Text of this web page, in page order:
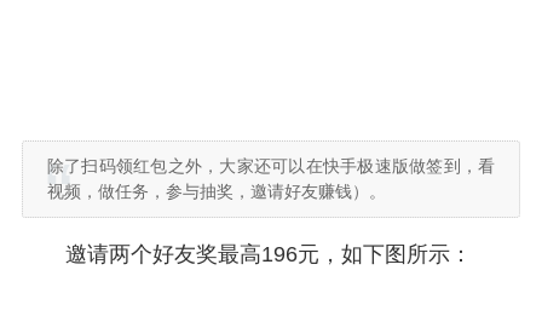
除了扫码领红包之外，大家还可以在快手极速版做签到，看
视频，做任务，参与抽奖，邀请好友赚钱）。
邀请两个好友奖最高196元，如下图所示：